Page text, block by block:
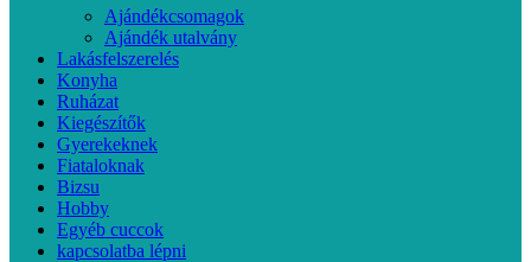
Ajándékcsomagok
Ajándék utalvány
Lakásfelszerelés
Konyha
Ruházat
Kiegészítők
Gyerekeknek
Fiataloknak
Bizsu
Hobby
Egyéb cuccok
kapcsolatba lépni